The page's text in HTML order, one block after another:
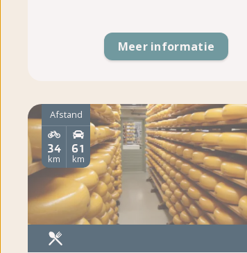
Afstand
61
km
34
km
Meer informatie